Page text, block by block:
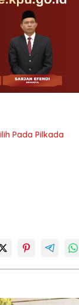
Pada Pilkada